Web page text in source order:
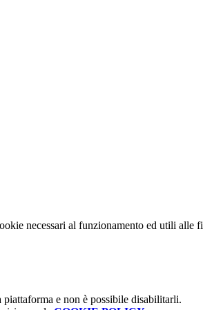
necessari al funzionamento ed utili alle
e non è possibile disabilitarli.